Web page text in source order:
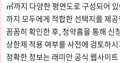
㎡까지 다양한 평면도로 구성되어
까지 모두에게 적합한 선택지를 제
꼼꼼히 확인한 후, 청약홈을 통해 신
상한제 적용 여부를 사전에 검토하
정확한 정보는 래미안 공식 웹사이